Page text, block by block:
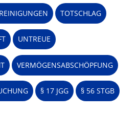
TOTSCHLAG
UNTREUE
VERMÖGENSABSCHÖPFUNG
§ 17 JGG § 56 STGB